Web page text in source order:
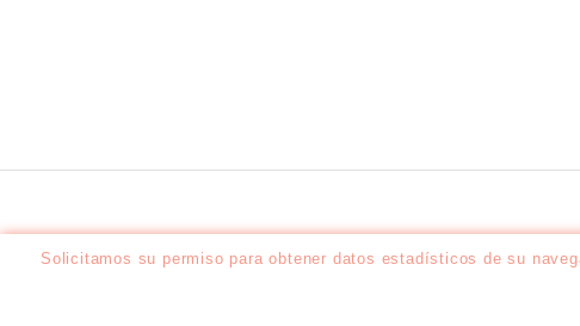
Solicitamos su permiso para obtener datos estadísticos de su